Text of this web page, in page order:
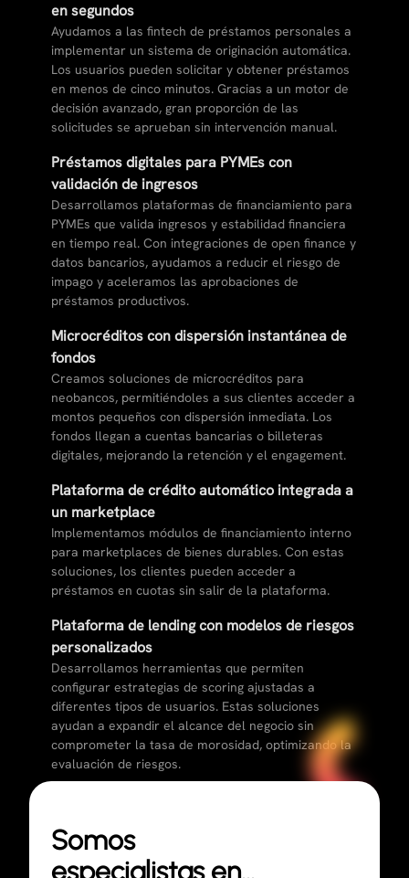
en segundos
Ayudamos a las fintech de préstamos personales a
implementar un sistema de originación automática.
Los usuarios pueden solicitar y obtener préstamos
en menos de cinco minutos. Gracias a un motor de
decisión avanzado, gran proporción de las
solicitudes se aprueban sin intervención manual.
Préstamos digitales para PYMEs con
validación de ingresos
Desarrollamos plataformas de financiamiento para
PYMEs que valida ingresos y estabilidad financiera
en tiempo real. Con integraciones de open finance y
datos bancarios, ayudamos a reducir el riesgo de
impago y aceleramos las aprobaciones de
préstamos productivos.
Microcréditos con dispersión instantánea de
fondos
Creamos soluciones de microcréditos para
neobancos, permitiéndoles a sus clientes acceder a
montos pequeños con dispersión inmediata. Los
fondos llegan a cuentas bancarias o billeteras
digitales, mejorando la retención y el engagement.
Plataforma de crédito automático integrada a
un marketplace
Implementamos módulos de financiamiento interno
para marketplaces de bienes durables. Con estas
soluciones, los clientes pueden acceder a
préstamos en cuotas sin salir de la plataforma.
Plataforma de lending con modelos de riesgos
personalizados
Desarrollamos herramientas que permiten
configurar estrategias de scoring ajustadas a
diferentes tipos de usuarios. Estas soluciones
ayudan a expandir el alcance del negocio sin
comprometer la tasa de morosidad, optimizando la
evaluación de riesgos.
Somos